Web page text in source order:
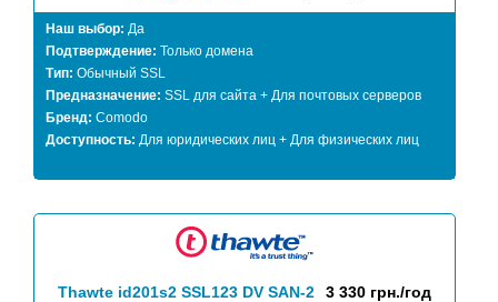
Наш выбор: Да
Подтверждение: Только домена
Тип: Обычный SSL
Предназначение: SSL для сайта + Для почтовых серверов
Бренд: Comodo
Доступность: Для юридических лиц + Для физических лиц
Thawte id201s2 SSL123 DV SAN-2 3 330 грн./год